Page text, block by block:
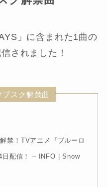
」に含まれた1曲の
されました！
スク解禁曲
禁！TVアニメ『ブルーロ
日配信！ – INFO | Snow